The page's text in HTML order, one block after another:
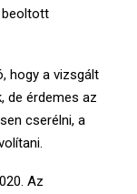
beoltott
hogy a vizsgált
de érdemes az
cserélni, a
Az